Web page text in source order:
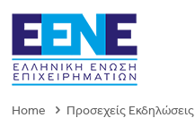
Home Προσεχείς Εκδηλώσεις